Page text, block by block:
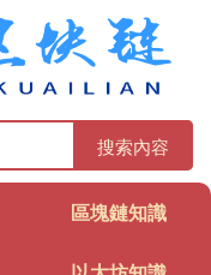
搜索內容
區塊鏈知識